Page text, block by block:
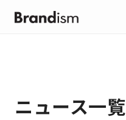
ニュース一覧